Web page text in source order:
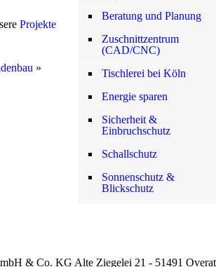
Projekte
»
Beratung und Planung
Zuschnittzentrum
(CAD/CNC)
Tischlerei bei Köln
Energie sparen
Sicherheit &
Einbruchschutz
Schallschutz
Sonnenschutz &
Blickschutz
& Co. KG Alte Ziegelei 21 - 51491